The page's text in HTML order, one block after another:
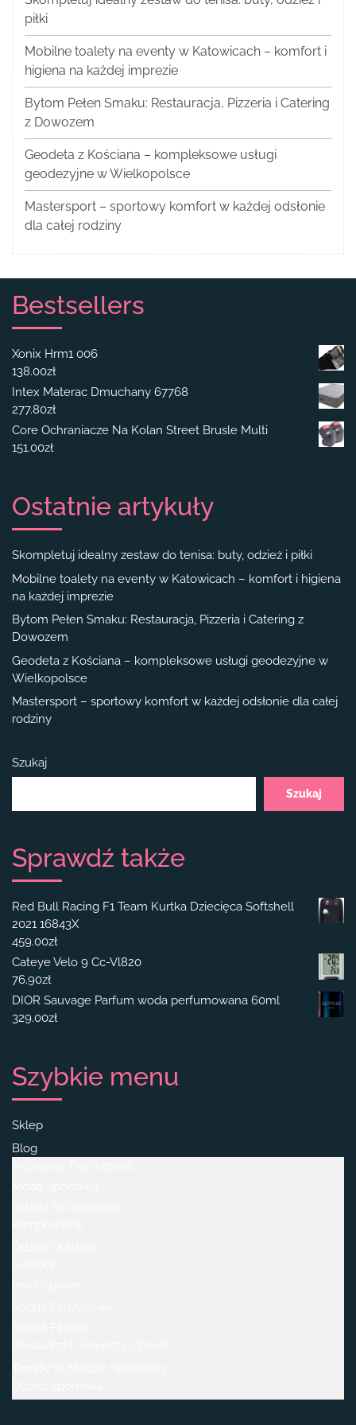
piłki
Mobilne toalety na eventy w Katowicach – komfort i
higiena na każdej imprezie
Bytom Pełen Smaku: Restauracja, Pizzeria i Catering
z Dowozem
Geodeta z Kościana – kompleksowe usługi
geodezyjne w Wielkopolsce
Mastersport – sportowy komfort w każdej odsłonie
dla całej rodziny
Bestsellers
Xonix Hrm1 006
138.00zł
Intex Materac Dmuchany 67768
277.80zł
Core Ochraniacze Na Kolan Street Brusle Multi
151.00zł
Ostatnie artykuły
Skompletuj idealny zestaw do tenisa: buty, odzież i piłki
Mobilne toalety na eventy w Katowicach – komfort i higiena
na każdej imprezie
Bytom Pełen Smaku: Restauracja, Pizzeria i Catering z
Dowozem
Geodeta z Kościana – kompleksowe usługi geodezyjne w
Wielkopolsce
Mastersport – sportowy komfort w każdej odsłonie dla całej
rodziny
Szukaj
Szukaj
Sprawdź także
Red Bull Racing F1 Team Kurtka Dziecięca Softshell
2021 16843X
459.00zł
Cateye Velo 9 Cc-Vl820
76.90zł
DIOR Sauvage Parfum woda perfumowana 60ml
329.00zł
Szybkie menu
Sklep
Blog